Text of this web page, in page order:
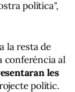
política",
la resta de
conferència al
les
polític.